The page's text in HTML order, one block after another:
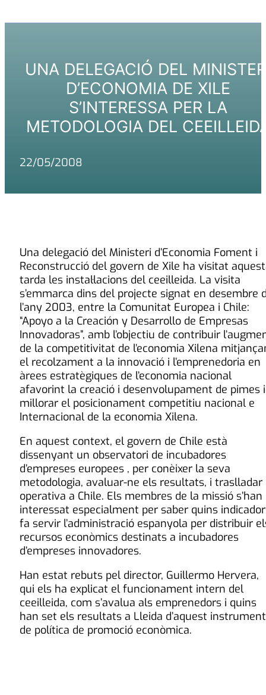
UNA DELEGACIÓ DEL
D’ECONOMIA DE XILE
S’INTERESSA PER LA
METODOLOGIA DEL
22/05/2008
Una delegació del Ministeri d’Economia Foment i
Reconstrucció del govern de Xile ha visitat
tarda les instal·lacions del ceeilleida. La visita
s’emmarca dins del projecte signat en desembre
l’any 2003, entre la Comunitat Europea i Chile:
“Apoyo a la Creación y Desarrollo de Empresas
Innovadoras”, amb l’objectiu de contribuir
de la competitivitat de l’economia Xilena
el recolzament a la innovació i l’emprenedoria en
àrees estratègiques de l’economia nacional
afavorint la creació i desenvolupament de pimes i
millorar el posicionament competitiu nacional e
Internacional de la economia Xilena.
En aquest context, el govern de Chile està
dissenyant un observatori de incubadores
d’empreses europees , per conèixer la seva
metodologia, avaluar-ne els resultats, i traslladar
operativa a Chile. Els membres de la missió s’han
interessat especialment per saber quins
fa servir l’administració espanyola per distribuir
recursos econòmics destinats a incubadores
d’empreses innovadores.
Han estat rebuts pel director, Guillermo Hervera,
qui els ha explicat el funcionament intern del
ceeilleida, com s’avalua als emprenedors i quins
han set els resultats a Lleida d’aquest instrument
de política de promoció econòmica.